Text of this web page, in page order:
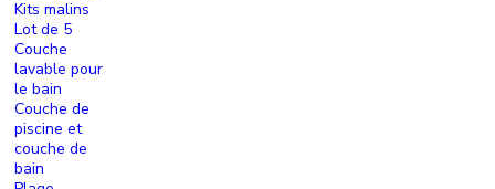
Kits malins
Lot de 5
Couche
lavable pour
le bain
Couche de
piscine et
couche de
bain